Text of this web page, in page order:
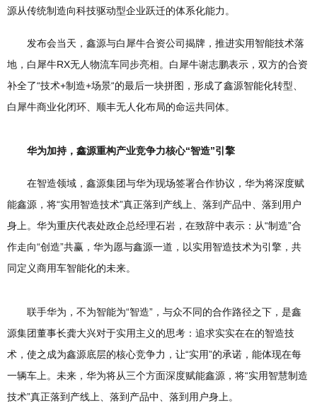
源从传统制造向科技驱动型企业跃迁的体系化能力。
发布会当天，鑫源与白犀牛合资公司揭牌，推进实用智能技术落
地，白犀牛RX无人物流车同步亮相。白犀牛谢志鹏表示，双方的合资
补全了“技术+制造+场景“的最后一块拼图，形成了鑫源智能化转型、
白犀牛商业化闭环、顺丰无人化布局的命运共同体。
华为加持，鑫源重构产业竞争力核心“智造”引擎
在智造领域，鑫源集团与华为现场签署合作协议，华为将深度赋
能鑫源，将“实用智造技术”真正落到产线上、落到产品中、落到用户
身上。华为重庆代表处政企总经理石岩，在致辞中表示：从“制造”合
作走向“创造”共赢，华为愿与鑫源一道，以实用智造技术为引擎，共
同定义商用车智能化的未来。
联手华为，不为智能为“智造”，与众不同的合作路径之下，是鑫
源集团董事长龚大兴对于实用主义的思考：追求实实在在的智造技
术，使之成为鑫源底层的核心竞争力，让“实用”的承诺，能体现在每
一辆车上。未来，华为将从三个方面深度赋能鑫源，将“实用智慧制造
技术”真正落到产线上、落到产品中、落到用户身上。